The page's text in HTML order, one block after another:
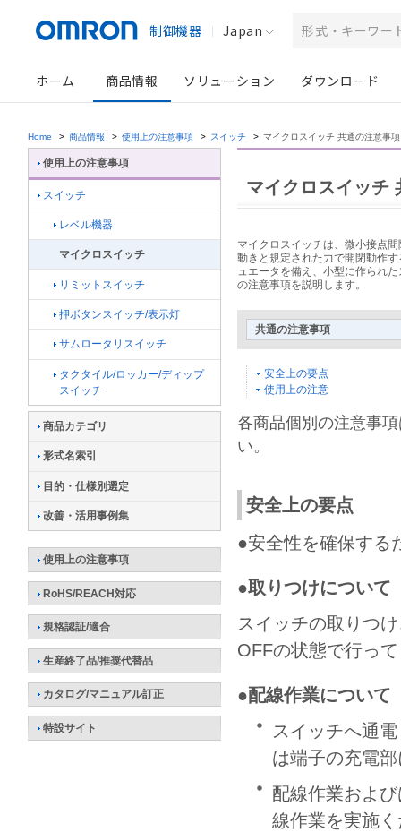
制御機器 Japan
ホーム 商品情報 ソリューション ダウンロード
Home > 商品情報 > 使用上の注意事項 > スイッチ > マイクロスイッチ 共通の注意事項
使用上の注意事項
スイッチ
レベル機器
マイクロスイッチ
リミットスイッチ
押ボタンスイッチ/表示灯
サムロータリスイッチ
タクタイル/ロッカー/ディップ
スイッチ
商品カテゴリ
形式名索引
目的・仕様別選定
改善・活用事例集
使用上の注意事項
RoHS/REACH対応
規格認証/適合
生産終了品/推奨代替品
カタログ/マニュアル訂正
特設サイト
マイクロスイッチ
マイクロスイッチは、微小接点
動きと規定された力で開閉動作
ュエータを備え、小型に作られ
の注意事項を説明します。
共通の注意事項
安全上の要点
使用上の注意
各商品個別の注意事
い。
安全上の要点
●安全性を確保する
●取りつけについて
スイッチの取りつ
OFFの状態で行っ
●配線作業について
スイッチへ通
は端子の充電
配線作業およ
線作業を実施